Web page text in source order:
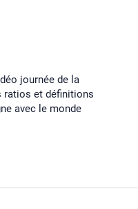
journée de la
ratios et définitions
avec le monde